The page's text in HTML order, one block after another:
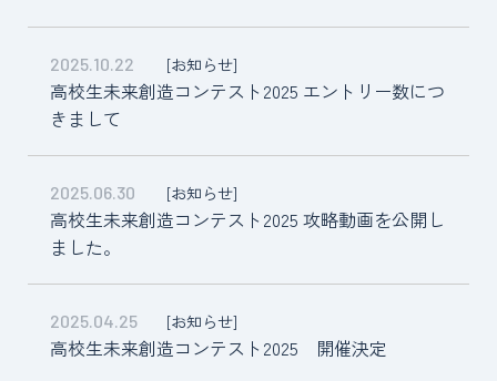
2025.10.22 [お知らせ]
高校生未来創造コンテスト2025 エントリー数につ
きまして
2025.06.30 [お知らせ]
高校生未来創造コンテスト2025 攻略動画を公開し
ました。
2025.04.25 [お知らせ]
高校生未来創造コンテスト2025 開催決定